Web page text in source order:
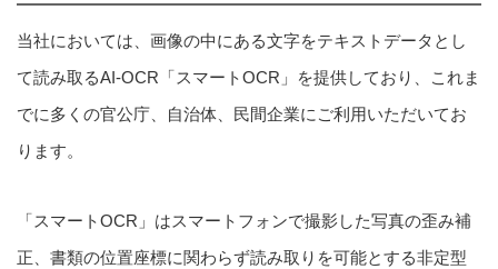
当社においては、画像の中にある文字をテキストデータとし
て読み取るAI-OCR「スマートOCR」を提供しており、これま
でに多くの官公庁、自治体、民間企業にご利用いただいてお
ります。
「スマートOCR」はスマートフォンで撮影した写真の歪み補
正、書類の位置座標に関わらず読み取りを可能とする非定型